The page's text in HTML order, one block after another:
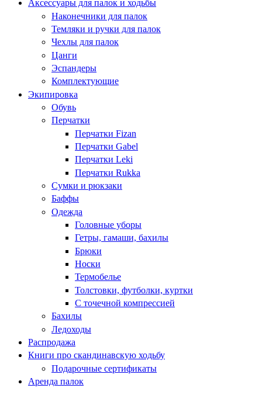
Аксессуары для палок и ходьбы
Наконечники для палок
Темляки и ручки для палок
Чехлы для палок
Цанги
Эспандеры
Комплектующие
Экипировка
Обувь
Перчатки
Перчатки Fizan
Перчатки Gabel
Перчатки Leki
Перчатки Rukka
Сумки и рюкзаки
Баффы
Одежда
Головные уборы
Гетры, гамаши, бахилы
Брюки
Носки
Термобелье
Толстовки, футболки, куртки
С точечной компрессией
Бахилы
Ледоходы
Распродажа
Книги про скандинавскую ходьбу
Подарочные сертификаты
Аренда палок